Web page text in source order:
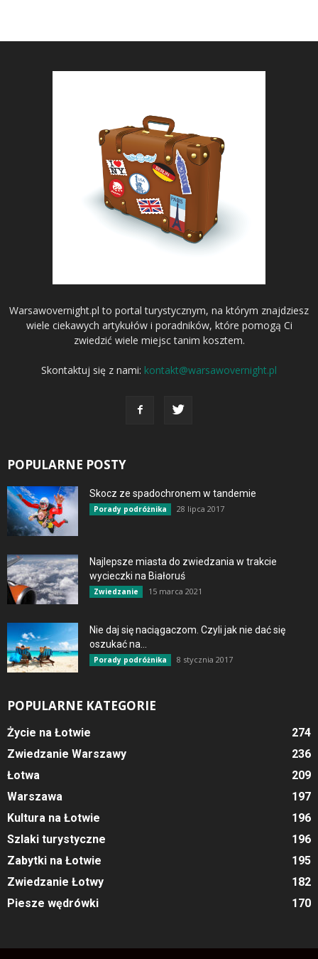
Warsawovernight.pl to portal turystycznym, na którym znajdziesz
wiele ciekawych artykułów i poradników, które pomogą Ci
zwiedzić wiele miejsc tanim kosztem.
Skontaktuj się z nami: kontakt@warsawovernight.pl
POPULARNE POSTY
Skocz ze spadochronem w tandemie
Porady podróżnika 28 lipca 2017
Najlepsze miasta do zwiedzania w trakcie
wycieczki na Białoruś
Zwiedzanie 15 marca 2021
Nie daj się naciągaczom. Czyli jak nie dać się
oszukać na...
Porady podróżnika 8 stycznia 2017
POPULARNE KATEGORIE
Życie na Łotwie
274
Zwiedzanie Warszawy
236
Łotwa
209
Warszawa
197
Kultura na Łotwie
196
Szlaki turystyczne
196
Zabytki na Łotwie
195
Zwiedzanie Łotwy
182
Piesze wędrówki
170